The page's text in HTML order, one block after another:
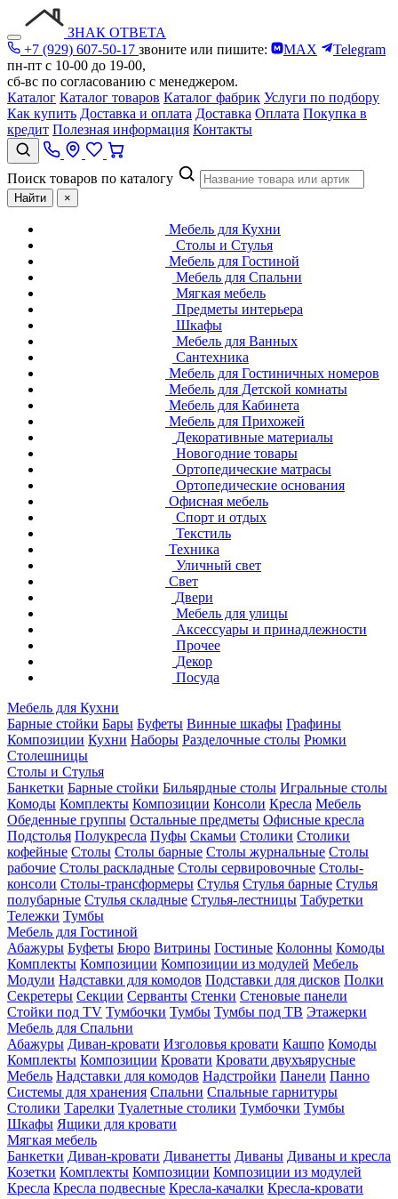
ЗНАК ОТВЕТА
+7 (929) 607-50-17 звоните или пишите: MAX
Telegram
пн-пт с 10-00 до 19-00,
сб-вс по согласованию с менеджером.
Каталог Каталог товаров Каталог фабрик Услуги по подбору
Как купить Доставка и оплата Доставка Оплата Покупка в
кредит Полезная информация Контакты
Поиск товаров по каталогу
Найти ×
Мебель для Кухни
Столы и Стулья
Мебель для Гостиной
Мебель для Спальни
Мягкая мебель
Предметы интерьера
Шкафы
Мебель для Ванных
Сантехника
Мебель для Гостиничных номеров
Мебель для Детской комнаты
Мебель для Кабинета
Мебель для Прихожей
Декоративные материалы
Новогодние товары
Ортопедические матрасы
Ортопедические основания
Офисная мебель
Спорт и отдых
Текстиль
Техника
Уличный свет
Свет
Двери
Мебель для улицы
Аксессуары и принадлежности
Прочее
Декор
Посуда
Мебель для Кухни
Барные стойки Бары Буфеты Винные шкафы Графины
Композиции Кухни Наборы Разделочные столы Рюмки
Столешницы
Столы и Стулья
Банкетки Барные стойки Бильярдные столы Игральные столы
Комоды Комплекты Композиции Консоли Кресла Мебель
Обеденные группы Остальные предметы Офисные кресла
Подстолья Полукресла Пуфы Скамьи Столики Столики
кофейные Столы Столы барные Столы журнальные Столы
рабочие Столы раскладные Столы сервировочные Столы-
консоли Столы-трансформеры Стулья Стулья барные Стулья
полубарные Стулья складные Стулья-лестницы Табуретки
Тележки Тумбы
Мебель для Гостиной
Абажуры Буфеты Бюро Витрины Гостиные Колонны Комоды
Комплекты Композиции Композиции из модулей Мебель
Модули Надставки для комодов Подставки для дисков Полки
Секретеры Секции Серванты Стенки Стеновые панели
Стойки под TV Тумбочки Тумбы Тумбы под ТВ Этажерки
Мебель для Спальни
Абажуры Диван-кровати Изголовья кровати Кашпо Комоды
Комплекты Композиции Кровати Кровати двухъярусные
Мебель Надставки для комодов Надстройки Панели Панно
Системы для хранения Спальни Спальные гарнитуры
Столики Тарелки Туалетные столики Тумбочки Тумбы
Шкафы Ящики для кровати
Мягкая мебель
Банкетки Диван-кровати Диванетты Диваны Диваны и кресла
Козетки Комплекты Композиции Композиции из модулей
Кресла Кресла подвесные Кресла-качалки Кресла-кровати